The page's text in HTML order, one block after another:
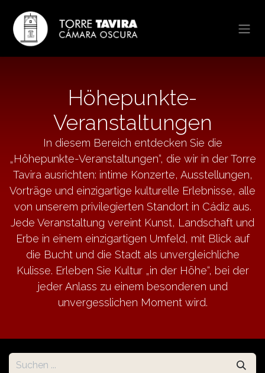
Höhepunkte-
Veranstaltungen
In diesem Bereich entdecken Sie die
„Höhepunkte-Veranstaltungen“, die wir in der Torre
Tavira ausrichten: intime Konzerte, Ausstellungen,
Vorträge und einzigartige kulturelle Erlebnisse, alle
von unserem privilegierten Standort in Cádiz aus.
Jede Veranstaltung vereint Kunst, Landschaft und
Erbe in einem einzigartigen Umfeld, mit Blick auf
die Bucht und die Stadt als unvergleichliche
Kulisse. Erleben Sie Kultur „in der Höhe“, bei der
jeder Anlass zu einem besonderen und
unvergesslichen Moment wird.